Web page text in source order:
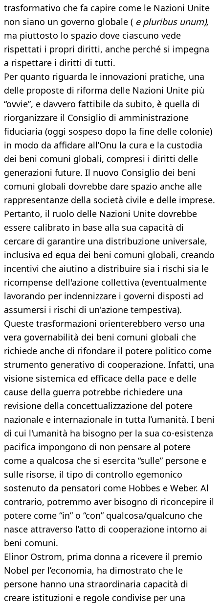
trasformativo che fa capire come le Nazioni Unite
non siano un governo globale ( e pluribus unum),
ma piuttosto lo spazio dove ciascuno vede
rispettati i propri diritti, anche perché si impegna
a rispettare i diritti di tutti.
Per quanto riguarda le innovazioni pratiche, una
delle proposte di riforma delle Nazioni Unite più
“ovvie”, e davvero fattibile da subito, è quella di
riorganizzare il Consiglio di amministrazione
fiduciaria (oggi sospeso dopo la fine delle colonie)
in modo da affidare all’Onu la cura e la custodia
dei beni comuni globali, compresi i diritti delle
generazioni future. Il nuovo Consiglio dei beni
comuni globali dovrebbe dare spazio anche alle
rappresentanze della società civile e delle imprese.
Pertanto, il ruolo delle Nazioni Unite dovrebbe
essere calibrato in base alla sua capacità di
cercare di garantire una distribuzione universale,
inclusiva ed equa dei beni comuni globali, creando
incentivi che aiutino a distribuire sia i rischi sia le
ricompense dell'azione collettiva (eventualmente
lavorando per indennizzare i governi disposti ad
assumersi i rischi di un'azione tempestiva).
Queste trasformazioni orienterebbero verso una
vera governabilità dei beni comuni globali che
richiede anche di rifondare il potere politico come
strumento generativo di cooperazione. Infatti, una
visione sistemica ed efficace della pace e delle
cause della guerra potrebbe richiedere una
revisione della concettualizzazione del potere
nazionale e internazionale in tutta l’umanità. I beni
di cui l'umanità ha bisogno per la sua co-esistenza
pacifica impongono di non pensare al potere
come a qualcosa che si esercita “sulle” persone e
sulle risorse, il tipo di controllo egemonico
sostenuto da pensatori come Hobbes e Weber. Al
contrario, potremmo aver bisogno di riconcepire il
potere come “in” o “con” qualcosa/qualcuno che
nasce attraverso l’atto di cooperazione intorno ai
beni comuni.
Elinor Ostrom, prima donna a ricevere il premio
Nobel per l’economia, ha dimostrato che le
persone hanno una straordinaria capacità di
creare istituzioni e regole condivise per una